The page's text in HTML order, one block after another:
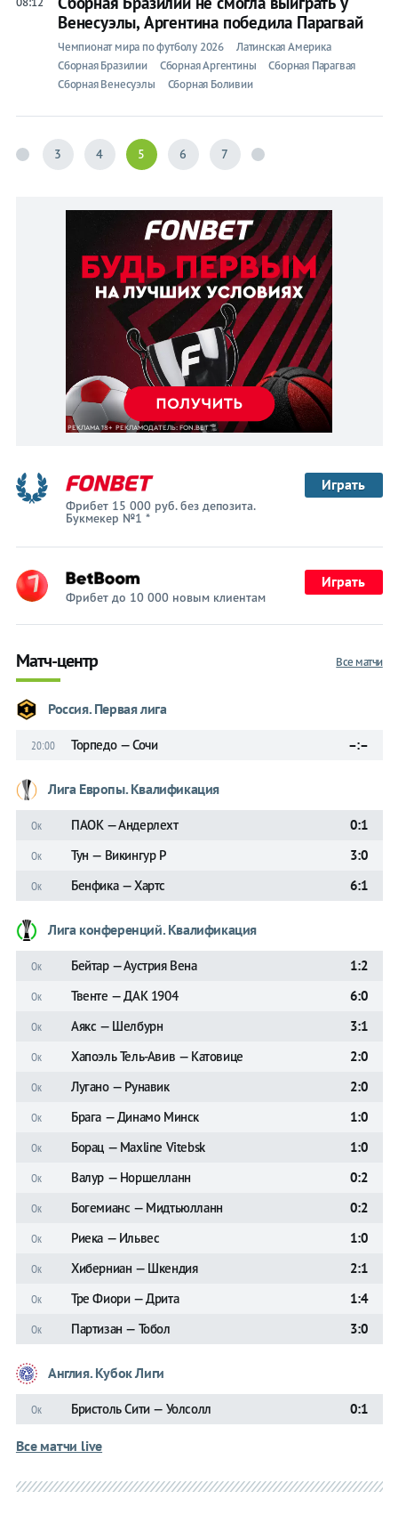
Венесуэлы, Аргентина победила Парагвай
Чемпионат мира по футболу 2026
Латинская Америка
Сборная Бразилии
Сборная Аргентины
Сборная Парагвая
Сборная Венесуэлы
Сборная Боливии
3 4 5 6 7
Фрибет 15 000 руб. без депозита.
Букмекер №1 *
Играть
Фрибет до 10 000 новым клиентам
Играть
Все матчи
Матч-центр
Россия. Первая лига
20:00 Торпедо — Сочи –:–
Лига Европы. Квалификация
Ок ПАОК — Андерлехт 0:1
Ок Тун — Викингур Р 3:0
Ок Бенфика — Хартс 6:1
Лига конференций. Квалификация
Ок Бейтар — Аустрия Вена 1:2
Ок Твенте — ДАК 1904 6:0
Ок Аякс — Шелбурн 3:1
Ок Хапоэль Тель-Авив — Катовице 2:0
Ок Лугано — Рунавик 2:0
Ок Брага — Динамо Минск 1:0
Ок Борац — Maxline Vitebsk 1:0
Ок Валур — Норшелланн 0:2
Ок Богемианс — Мидтьюлланн 0:2
Ок Риека — Ильвес 1:0
Ок Хиберниан — Шкендия 2:1
Ок Тре Фиори — Дрита 1:4
Ок Партизан — Тобол 3:0
Англия. Кубок Лиги
Ок Бристоль Сити — Уолсолл 0:1
Все матчи live